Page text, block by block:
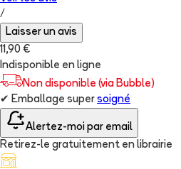
/
Laisser un avis
11,90 €
Indisponible en ligne
Non disponible (via Bubble)
✔ Emballage super soigné
Alertez-moi par email
Retirez-le gratuitement en librairie